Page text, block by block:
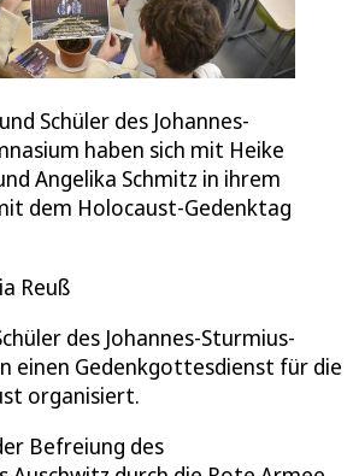
Schüler des Johannes-
haben sich mit Heike
Angelika Schmitz in ihrem
dem Holocaust-Gedenktag
Reuß
des Johannes-Sturmius-
einen Gedenkgottesdienst für die
organisiert.
Befreiung des